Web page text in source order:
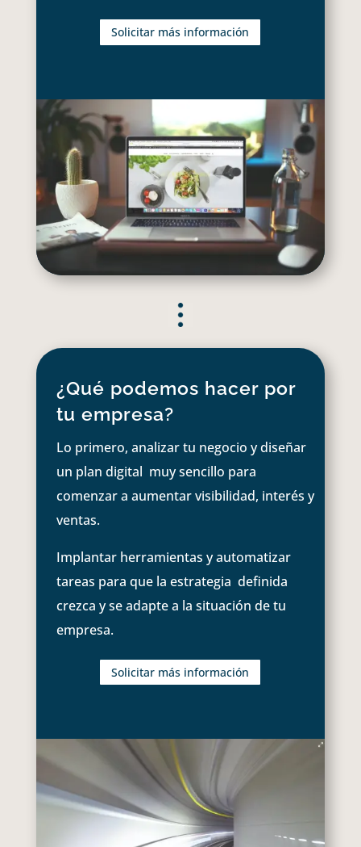
Solicitar más información
¿Qué podemos hacer por
tu empresa?
Lo primero, analizar tu negocio y diseñar
un plan digital muy sencillo para
comenzar a aumentar visibilidad, interés y
ventas.
Implantar herramientas y automatizar
tareas para que la estrategia definida
crezca y se adapte a la situación de tu
empresa.
Solicitar más información